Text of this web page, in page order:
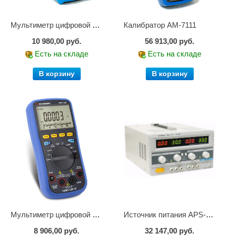
Мультиметр цифровой АМ-1083
10 980,00 руб.
Есть на складе
В корзину
Калибратор АМ-7111
56 913,00 руб.
Есть на складе
В корзину
Мультиметр цифровой АММ-1221
8 906,00 руб.
Источник питания APS-2236
32 147,00 руб.